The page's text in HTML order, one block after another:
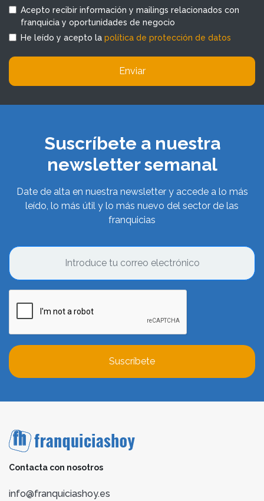
Acepto recibir información y mailings relacionados con
franquicia y oportunidades de negocio
He leído y acepto la política de protección de datos
Enviar
Suscríbete a nuestra
newsletter semanal
Date de alta en nuestra newsletter y accede a lo más
leído, lo más útil y lo más nuevo del sector de las
franquicias
Suscríbete
Contacta con nosotros
info@franquiciashoy.es